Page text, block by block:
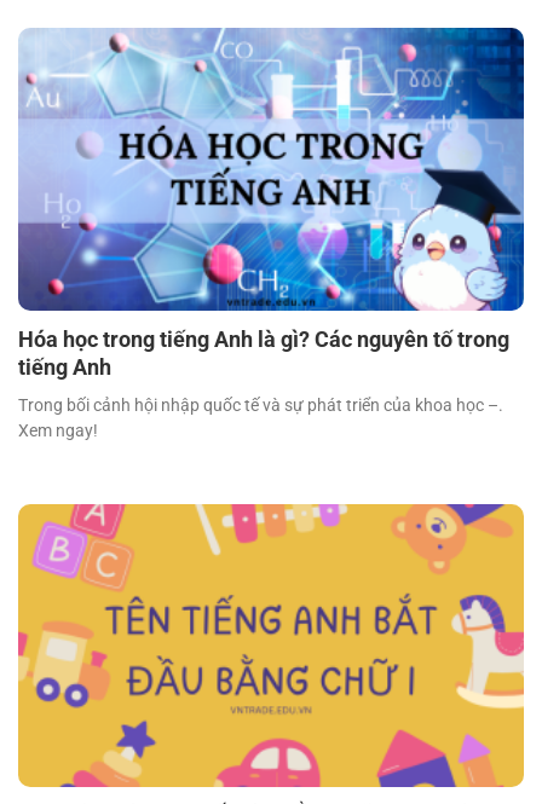
Hóa học trong tiếng Anh là gì? Các nguyên tố trong
tiếng Anh
Trong bối cảnh hội nhập quốc tế và sự phát triển của khoa học –.
Xem ngay!